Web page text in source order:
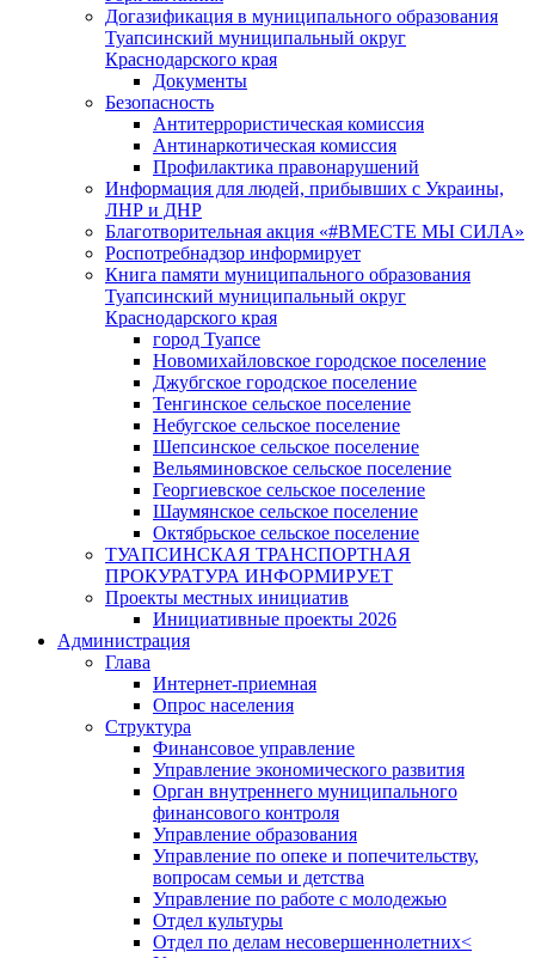
Догазификация в муниципального образования
Туапсинский муниципальный округ
Краснодарского края
Документы
Безопасность
Антитеррористическая комиссия
Антинаркотическая комиссия
Профилактика правонарушений
Информация для людей, прибывших с Украины,
ЛНР и ДНР
Благотворительная акция «#ВМЕСТЕ МЫ СИЛА»
Роспотребнадзор информирует
Книга памяти муниципального образования
Туапсинский муниципальный округ
Краснодарского края
город Туапсе
Новомихайловское городское поселение
Джубгское городское поселение
Тенгинское сельское поселение
Небугское сельское поселение
Шепсинское сельское поселение
Вельяминовское сельское поселение
Георгиевское сельское поселение
Шаумянское сельское поселение
Октябрьское сельское поселение
ТУАПСИНСКАЯ ТРАНСПОРТНАЯ
ПРОКУРАТУРА ИНФОРМИРУЕТ
Проекты местных инициатив
Инициативные проекты 2026
Администрация
Глава
Интернет-приемная
Опрос населения
Структура
Финансовое управление
Управление экономического развития
Орган внутреннего муниципального
финансового контроля
Управление образования
Управление по опеке и попечительству,
вопросам семьи и детства
Управление по работе с молодежью
Отдел культуры
Отдел по делам несовершеннолетних<